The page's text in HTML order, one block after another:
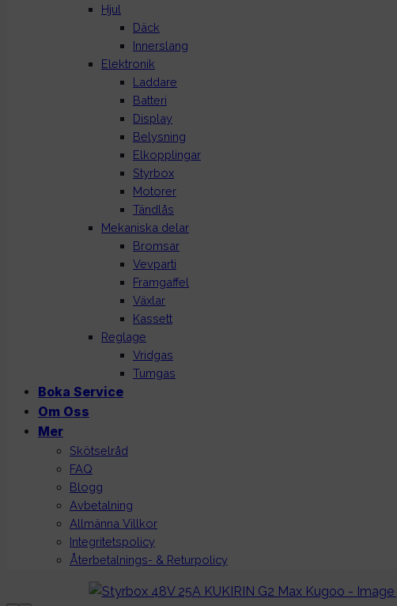
Hjul
Däck
Innerslang
Elektronik
Laddare
Batteri
Display
Belysning
Elkopplingar
Styrbox
Motorer
Tändlås
Mekaniska delar
Bromsar
Vevparti
Framgaffel
Växlar
Kassett
Reglage
Vridgas
Tumgas
Boka Service
Om Oss
Mer
Skötselråd
FAQ
Blogg
Avbetalning
Allmänna Villkor
Integritetspolicy
Återbetalnings- & Returpolicy